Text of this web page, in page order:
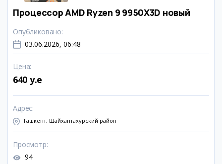
Процессор AMD Ryzen 9 9950X3D новый
Опубликовано:
03.06.2026, 06:48
Цена:
640 y.e
Адрес:
Ташкент, Шайхантахурский район
Просмотр:
94